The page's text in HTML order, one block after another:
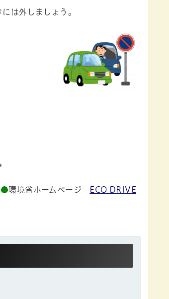
は外しましょう。
🔵環境省ホームページ ECO DRIVE